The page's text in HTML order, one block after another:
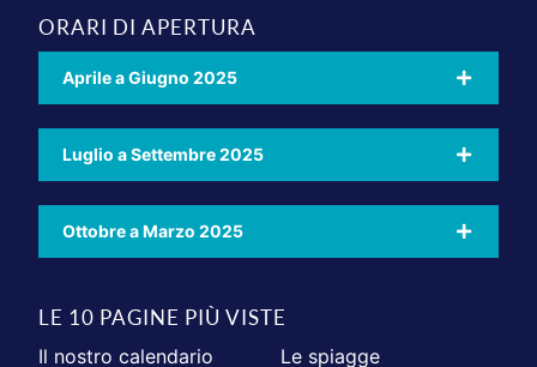
ORARI DI APERTURA
Aprile a Giugno 2025
Luglio a Settembre 2025
Ottobre a Marzo 2025
LE 10 PAGINE PIÙ VISTE
Il nostro calendario Le spiagge